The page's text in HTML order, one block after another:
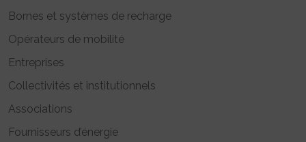
Bornes et systèmes de recharge
Opérateurs de mobilité
Entreprises
Collectivités et institutionnels
Associations
Fournisseurs d’énergie